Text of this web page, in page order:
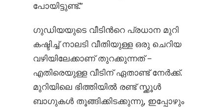
പോയിട്ടുണ്ട്.”
ഗുഡിയയുടെ വീടിന്‍റെ പ്രധാന മുറി
കഷ്ടിച്ച് നാലടി വീതിയുള്ള ഒരു ചെറിയ
വഴിയിലേക്കാണ് തുറക്കുന്നത് –
എതിരെയുള്ള വീടിന് ഏതാണ്ട് നേര്‍ക്ക്‌.
മുറിയിലെ ഭിത്തിയില്‍ രണ്ട് സ്ക്കൂള്‍
ബാഗുകള്‍ തൂങ്ങിക്കിടക്കുന്നു, ഇപ്പോഴും